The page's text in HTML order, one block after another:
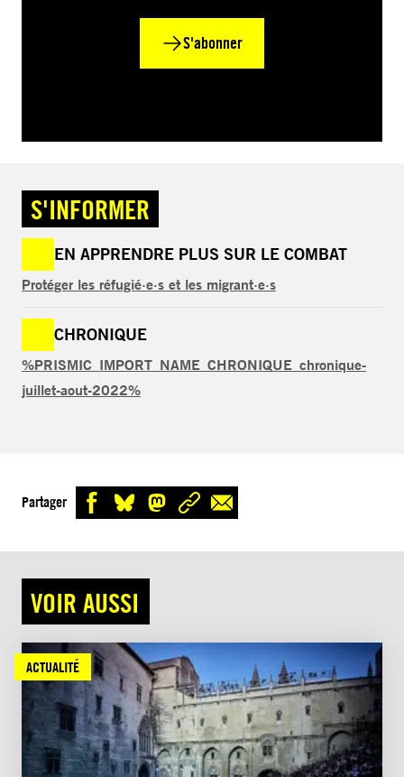
S'abonner
S'INFORMER
EN APPRENDRE PLUS SUR LE COMBAT
Protéger les réfugié·e·s et les migrant·e·s
CHRONIQUE
%PRISMIC_IMPORT_NAME_CHRONIQUE_chronique-
juillet-aout-2022%
Partager
VOIR AUSSI
ACTUALITÉ